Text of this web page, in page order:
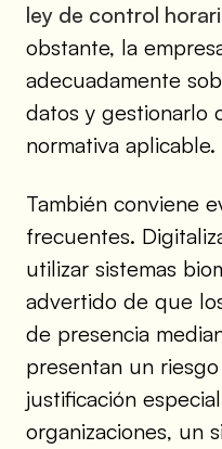
ley de control
obstante, la
adecuadamente
datos y gestionarlo
normativa aplicable.
También conviene
frecuentes.
utilizar sistemas
advertido de que
de presencia
presentan un
justificación
organizaciones, un